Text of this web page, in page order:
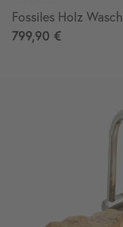
Fossiles Holz
799,90 €